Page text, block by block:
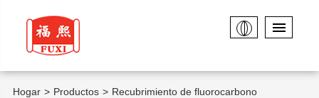
Hogar Productos
Recubrimiento de fluorocarbono